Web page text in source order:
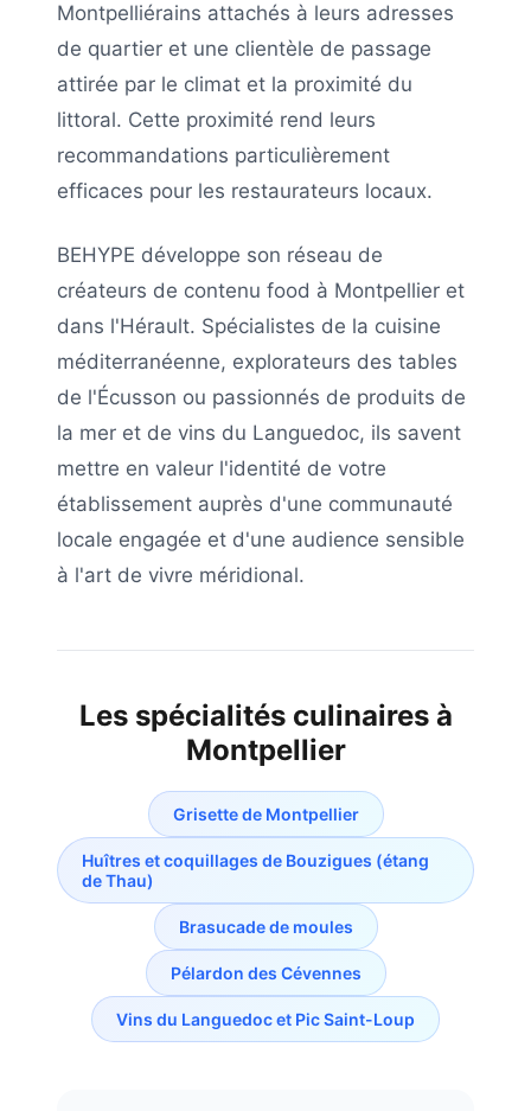
Montpelliérains attachés à leurs adresses
de quartier et une clientèle de passage
attirée par le climat et la proximité du
littoral. Cette proximité rend leurs
recommandations particulièrement
efficaces pour les restaurateurs locaux.
BEHYPE développe son réseau de
créateurs de contenu food à Montpellier et
dans l'Hérault. Spécialistes de la cuisine
méditerranéenne, explorateurs des tables
de l'Écusson ou passionnés de produits de
la mer et de vins du Languedoc, ils savent
mettre en valeur l'identité de votre
établissement auprès d'une communauté
locale engagée et d'une audience sensible
à l'art de vivre méridional.
Les spécialités culinaires à
Montpellier
Grisette de Montpellier
Huîtres et coquillages de Bouzigues (étang
de Thau)
Brasucade de moules
Pélardon des Cévennes
Vins du Languedoc et Pic Saint-Loup